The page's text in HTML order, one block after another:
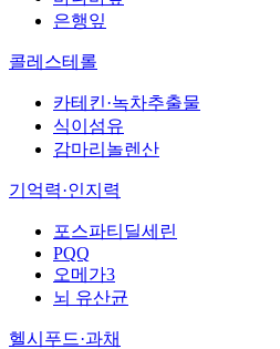
은행잎
콜레스테롤
카테킨·녹차추출물
식이섬유
감마리놀렌산
기억력·인지력
포스파티딜세린
PQQ
오메가3
뇌 유산균
헬시푸드·과채